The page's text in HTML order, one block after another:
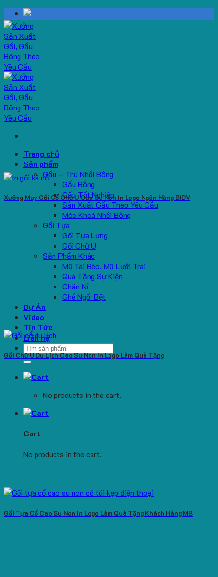
Skip
to
content
Trang chủ
Sản phẩm
Gấu – Thú Nhồi Bông
Gấu Bông
Gấu Tốt Nghiệp
Sản Xuất Gấu Theo Yêu Cầu
Móc Khoá Nhồi Bông
Gối Tựa
Gối Tựa Lưng
Gối Chữ U
Sản Phẩm Khác
Mũ Tai Bèo, Mũ Lưỡi Trai
Quà Tặng Sự Kiện
Chăn Nỉ
Ghế Ngồi Bệt
Dự Án
Video
Tin Tức
Liên hệ
Search
for:
No products in the cart.
Cart
No products in the cart.
Xưởng May Gối Cổ Chữ U Cao Su Non In Logo Ngân Hàng BIDV
Gối Chữ U Du Lịch Cao Su Non In Logo Làm Quà Tặng
Gối Tựa Cổ Cao Su Non In Logo Làm Quà Tặng Khách Hàng MB